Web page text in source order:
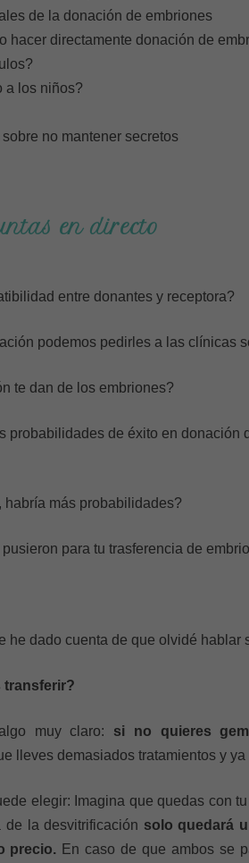
de la donación de embriones
hacer directamente donación de
a los niños?
no mantener secretos
en directo
entre donantes y receptora?
podemos pedirles a las clínicas
te dan de los embriones?
probabilidades de éxito en donación
más probabilidades?
para tu trasferencia de
he dado cuenta de que olvidé hablar
transferir?
muy claro: si no quieres
lleves demasiados tratamientos y
elegir: Imagina que quedas con
la desvitrificación solo quedará
precio. En caso de que ambos se